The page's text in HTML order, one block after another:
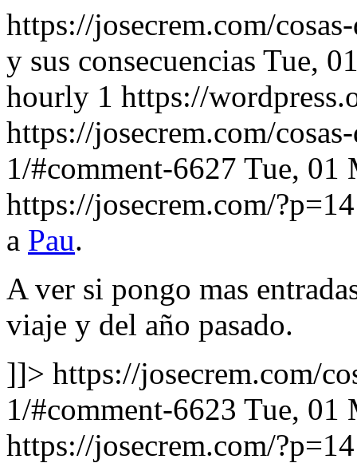
https://josecrem.com/
y sus consecuencias Tue,
hourly 1 https://
https://josecrem.com/
1/#comment-6627 Tue, 01
https://josecrem.com/
a Pau.
A ver si pongo mas
viaje y del año pasado.
]]> https://josecrem.com/
1/#comment-6623 Tue, 01
https://josecrem.com/